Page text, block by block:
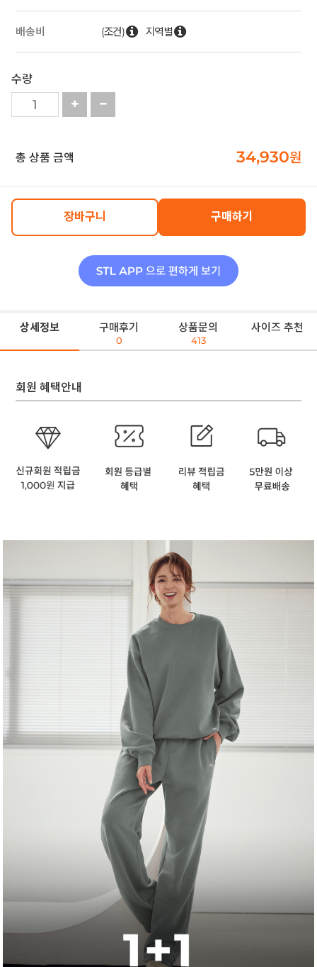
배송비 (조건) 지역별
수량
총 상품 금액 34,930원
장바구니 구매하기
상세정보 구매후기
0
상품문의
413
사이즈 추천
회원 혜택안내